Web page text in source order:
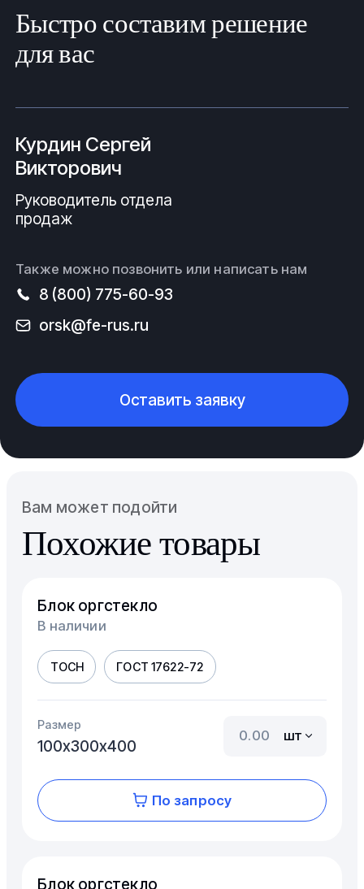
Быстро составим решение
для вас
Курдин Сергей
Викторович
Руководитель отдела
продаж
Также можно позвонить или написать нам
8 (800) 775-60-93
orsk@fe-rus.ru
Оставить заявку
Вам может подойти
Похожие товары
Блок оргстекло
В наличии
ТОСН ГОСТ 17622-72
Размер
100х300х400
шт
По запросу
Блок оргстекло